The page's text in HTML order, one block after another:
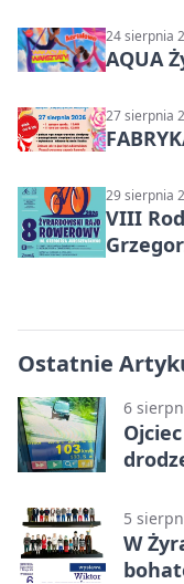
24 sierpnia
AQUA
27 sierpnia
29 sierpnia
VIII
Ostatnie
6
5
W